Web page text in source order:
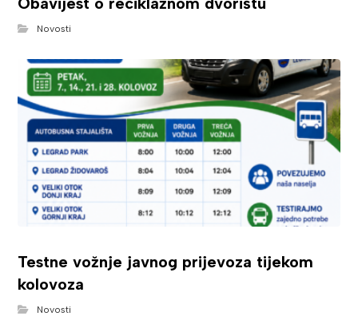
Novosti
Testne vožnje javnog prijevoza tijekom
kolovoza
Novosti